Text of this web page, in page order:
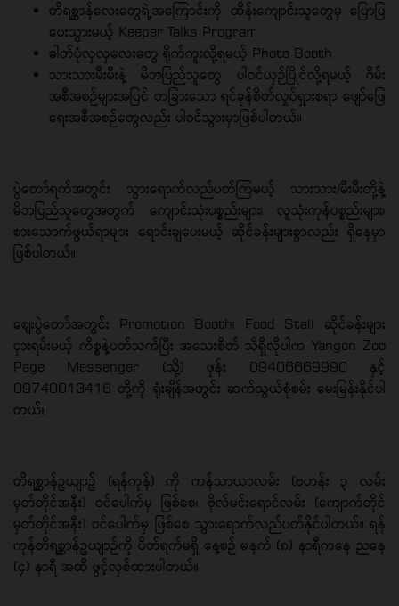
တိရစ္ဆာန်လေးတွေရဲ့အကြောင်းကို ထိန်းကျောင်းသူတွေမှ ပြောပြ
ပေးသွားမယ့် Keeper Talks Program
ဓါတ်ပုံလှလှလေးတွေ ရိုက်ကူးလို့ရမယ့် Photo Booth
သားသားမီးမီးနဲ့ မိဘပြည်သူတွေ ပါဝင်ယှဉ်ပြိုင်လို့ရမယ့် ဂိမ်း
အစီအစဉ်များအပြင် တခြားသော ရင်ခုန်စိတ်လှုပ်ရှားစရာ ဖျော်ဖြေ
ရေးအစီအစဉ်တွေလည်း ပါဝင်သွားမှာဖြစ်ပါတယ်။
ပွဲတော်ရက်အတွင်း သွားရောက်လည်ပတ်ကြမယ့် သားသား/မီးမီးတို့နဲ့
မိဘပြည်သူတွေအတွက် ကျောင်းသုံးပစ္စည်းများ၊ လူသုံးကုန်ပစ္စည်းများ၊
စားသောက်ဖွယ်ရာများ ရောင်းချပေးမယ့် ဆိုင်ခန်းများစွာလည်း ရှိနေမှာ
ဖြစ်ပါတယ်။
စျေးပွဲတော်အတွင်း Promotion Booth၊ Food Stall ဆိုင်ခန်းများ
ငှားရမ်းမယ့် ကိစ္စနဲ့ပတ်သက်ပြီး အသေးစိတ် သိရှိလိုပါက Yangon Zoo
Page Messenger (သို့) ဖုန်း 09406669990 နှင့်
09740013416 တို့ကို ရုံးချိန်အတွင်း ဆက်သွယ်စုံစမ်း မေးမြန်းနိုင်ပါ
တယ်။
တိရစ္ဆာန်ဥယျာဥ် (ရန်ကုန်) ကို ကန်သာယာလမ်း (ဗဟန်း ၃ လမ်း
မှတ်တိုင်အနီး) ဝင်ပေါက်မှ ဖြစ်စေ၊ ဗိုလ်မင်းရောင်လမ်း (ကျောက်တိုင်
မှတ်တိုင်အနီး) ဝင်ပေါက်မှ ဖြစ်စေ သွားရောက်လည်ပတ်နိုင်ပါတယ်။ ရန်
ကုန်တိရစ္ဆာန်ဥယျာဉ်ကို ပိတ်ရက်မရှိ နေ့စဉ် မနက် (၈) နာရီကနေ ညနေ
(၄) နာရီ အထိ ဖွင့်လှစ်ထားပါတယ်။